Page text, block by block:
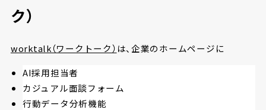
ク）
worktalk（ワークトーク） は、企業のホームページに
AI採用担当者
カジュアル面談フォーム
行動データ分析機能